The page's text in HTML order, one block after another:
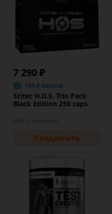
7 290 ₽
145.8 баллов
Scitec H.O.S. Trio Pack
Black Edition 250 caps
Уведомить